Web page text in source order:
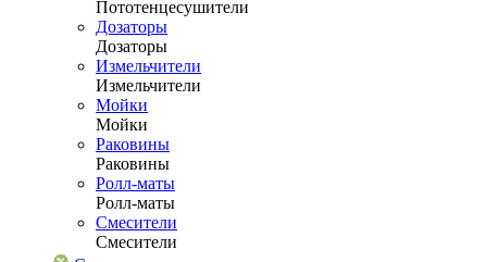
Пототенцесушители
Дозаторы
Дозаторы
Измельчители
Измельчители
Мойки
Мойки
Раковины
Раковины
Ролл-маты
Ролл-маты
Смесители
Смесители